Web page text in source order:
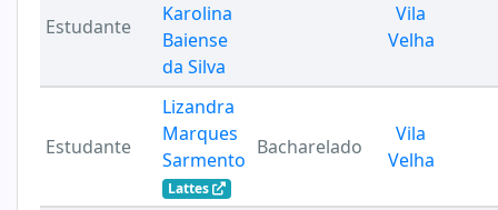
Estudante
Karolina
Baiense
da Silva
Vila
Velha
Estudante
Lizandra
Marques
Sarmento
Lattes
Bacharelado
Vila
Velha